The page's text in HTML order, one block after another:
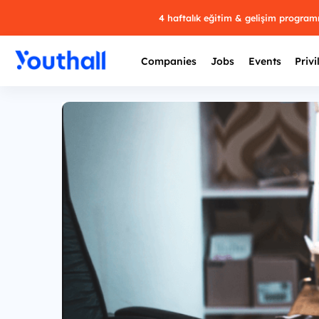
4 haftalık eğitim & gelişim
Companies Jobs Events